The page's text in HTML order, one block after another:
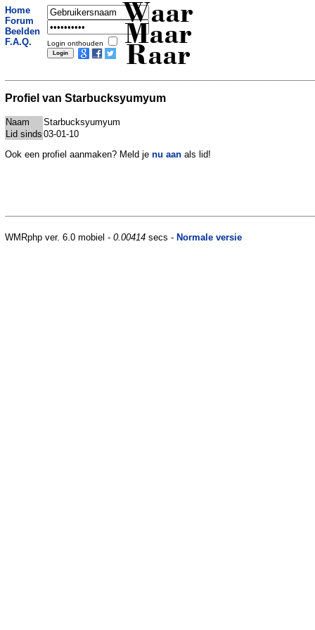
Home
Forum
Beelden
F.A.Q.
Login onthouden
Waar
Maar
Raar
Profiel van Starbucksyumyum
Naam
Starbucksyumyum
Lid sinds 03-01-10
Ook een profiel aanmaken? Meld je nu aan als lid!
WMRphp ver. 6.0 mobiel - 0.00414 secs - Normale versie